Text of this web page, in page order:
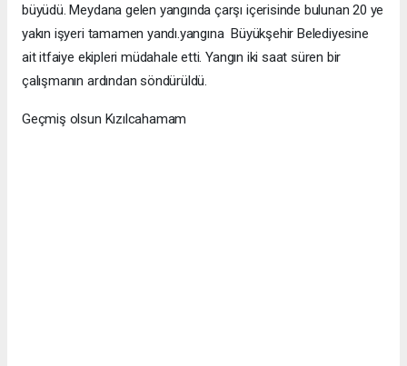
büyüdü. Meydana gelen yangında çarşı içerisinde bulunan 20 ye
yakın işyeri tamamen yandı.yangına Büyükşehir Belediyesine
ait itfaiye ekipleri müdahale etti. Yangın iki saat süren bir
çalışmanın ardından söndürüldü.
Geçmiş olsun Kızılcahamam